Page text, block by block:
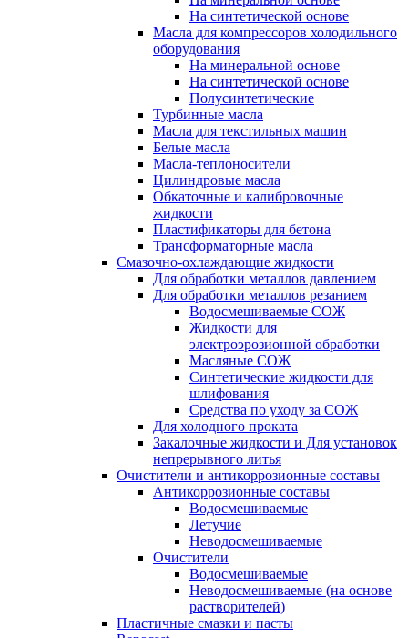
На синтетической основе
Масла для компрессоров холодильного
оборудования
На минеральной основе
На синтетической основе
Полусинтетические
Турбинные масла
Масла для текстильных машин
Белые масла
Масла-теплоносители
Цилиндровые масла
Обкаточные и калибровочные
жидкости
Пластификаторы для бетона
Трансформаторные масла
Смазочно-охлаждающие жидкости
Для обработки металлов давлением
Для обработки металлов резанием
Водосмешиваемые СОЖ
Жидкости для
электроэрозионной обработки
Масляные СОЖ
Синтетические жидкости для
шлифования
Средства по уходу за СОЖ
Для холодного проката
Закалочные жидкости и Для установок
непрерывного литья
Очистители и антикоррозионные составы
Антикоррозионные составы
Водосмешиваемые
Летучие
Неводосмешиваемые
Очистители
Водосмешиваемые
Неводосмешиваемые (на основе
растворителей)
Пластичные смазки и пасты